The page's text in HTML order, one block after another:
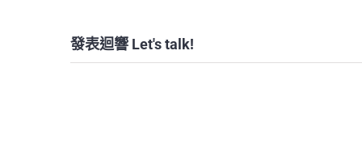
發表迴響 Let's talk!